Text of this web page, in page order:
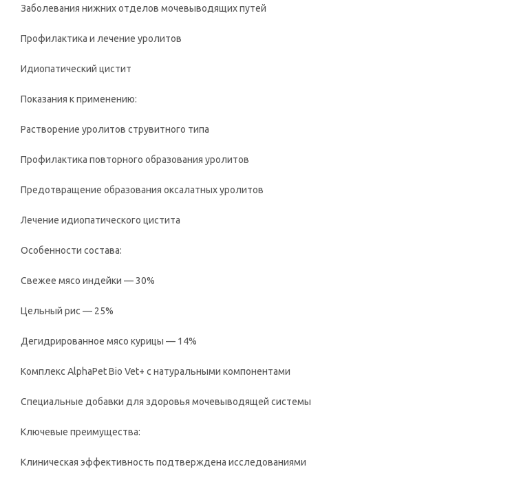
Заболевания нижних отделов мочевыводящих путей
Профилактика и лечение уролитов
Идиопатический цистит
Показания к применению:
Растворение уролитов струвитного типа
Профилактика повторного образования уролитов
Предотвращение образования оксалатных уролитов
Лечение идиопатического цистита
Особенности состава:
Свежее мясо индейки — 30%
Цельный рис — 25%
Дегидрированное мясо курицы — 14%
Комплекс AlphaPet Bio Vet+ с натуральными компонентами
Специальные добавки для здоровья мочевыводящей системы
Ключевые преимущества:
Клиническая эффективность подтверждена исследованиями